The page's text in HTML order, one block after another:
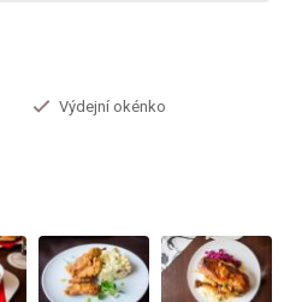
Výdejní okénko